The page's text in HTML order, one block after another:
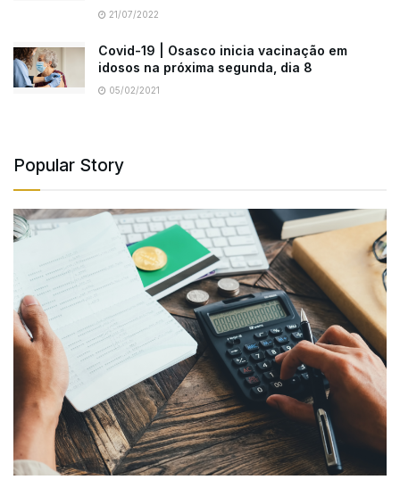
21/07/2022
Covid-19 | Osasco inicia vacinação em
idosos na próxima segunda, dia 8
05/02/2021
Popular Story